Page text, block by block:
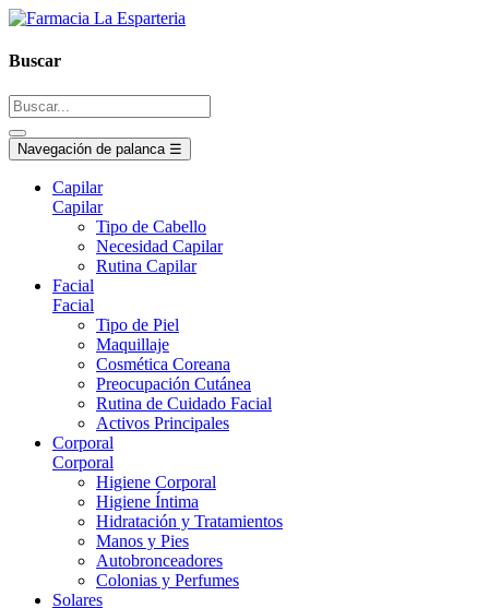
Buscar
Navegación de palanca ☰
Capilar
Capilar
Tipo de Cabello
Necesidad Capilar
Rutina Capilar
Facial
Facial
Tipo de Piel
Maquillaje
Cosmética Coreana
Preocupación Cutánea
Rutina de Cuidado Facial
Activos Principales
Corporal
Corporal
Higiene Corporal
Higiene Íntima
Hidratación y Tratamientos
Manos y Pies
Autobronceadores
Colonias y Perfumes
Solares